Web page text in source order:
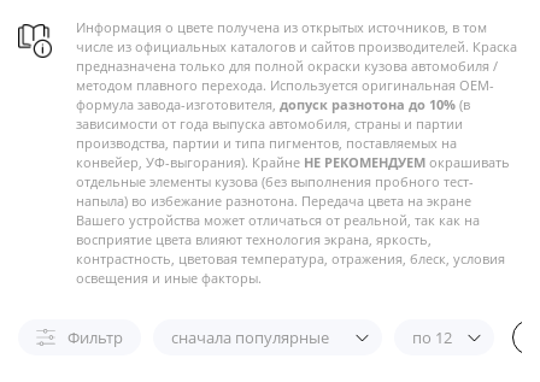
Информация о цвете получена из открытых источников, в том
числе из официальных каталогов и сайтов производителей. Краска
предназначена только для полной окраски кузова автомобиля /
методом плавного перехода. Используется оригинальная OEM-
формула завода-изготовителя, допуск разнотона до 10% (в
зависимости от года выпуска автомобиля, страны и партии
производства, партии и типа пигментов, поставляемых на
конвейер, УФ-выгорания). Крайне НЕ РЕКОМЕНДУЕМ окрашивать
отдельные элементы кузова (без выполнения пробного тест-
напыла) во избежание разнотона. Передача цвета на экране
Вашего устройства может отличаться от реальной, так как на
восприятие цвета влияют технология экрана, яркость,
контрастность, цветовая температура, отражения, блеск, условия
освещения и иные факторы.
Фильтр сначала популярные по 12